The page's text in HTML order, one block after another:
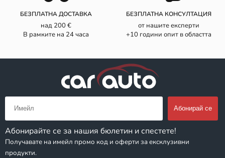
БЕЗПЛАТНА ДОСТАВКА
над 200 €
В рамките на 24 часа
БЕЗПЛАТНА КОНСУЛТАЦИЯ
от нашите експерти
+10 години опит в областта
Абонирайте се за нашия бюлетин и спестете!
Получавате на имейл промо код и оферти за ексклузивни
продукти.